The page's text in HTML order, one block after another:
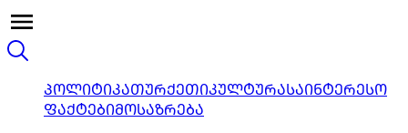
ᲞᲝᲚᲘᲢᲘᲙᲐᲗᲣᲠᲥᲔᲗᲘᲙᲣᲚᲢᲣᲠᲐᲡᲐᲘᲜᲢᲔᲠᲔᲡᲝ
ᲤᲐᲥᲢᲔᲑᲘᲛᲝᲡᲐᲖᲠᲔᲑᲐ